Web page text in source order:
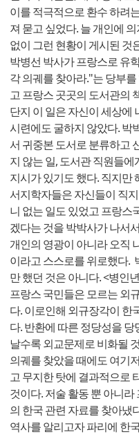
이를 적극적으로 환수 하려
져 묻고 싶었다. 늘 개인에
없이 그런 현황이 게시된 것
박병선 박사가 프랑스로 유
각 의궤를 찾아라."는 당부
고 프랑스 곳곳의 도서관의
단지 이 일은 자신이 세상에
시련에도 굴하지 않았다. 박
서 귀중본 도서로 분류하고
지 않는 일, 도서관 직원들
지시가 있기도 했다. 직지만
서지학자들은 자신들이 직
니 없는 일도 있었고 프랑스
겠다는 것을 박박사가 나서
개인의 영광이 아니라 오직
이라고 스스로를 위로했다.
만 했던 것은 아니다. <병인
프랑스 국민들은 모르는 외
다. 이로인해 외규장각이 한
다. 반환에 따른 정당성을
날수록 외교문제로 비화될
의궤를 찾았을 때에도 여기
고 무지한 탓에 결과적으로
것이다. 저술 활동 뿐 아니
의 한국 관련 자료를 찾아냈
역사를 알리고자 파리에 한